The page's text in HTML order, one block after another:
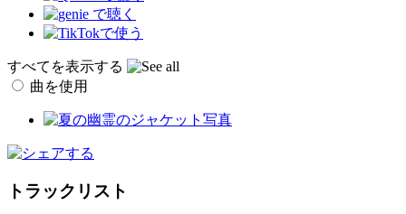
すべてを表示する
曲を使用
トラックリスト